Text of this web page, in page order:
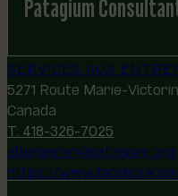
SERVICES AUX
5271 Route Marie-
Canada
T. 418-326-7025
abergeron@patagium.org
https://